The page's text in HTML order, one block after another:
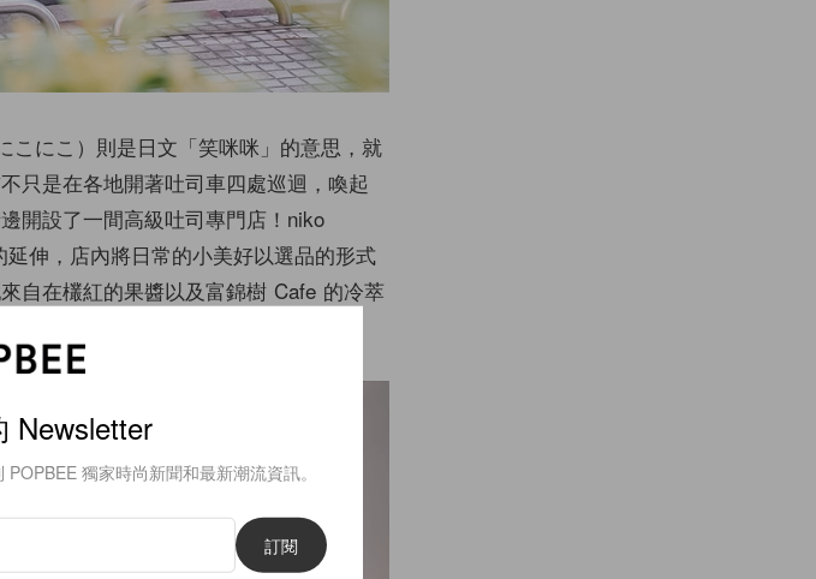
こにこ）則是日文「笑咪咪」的意思，就
只是在各地開著吐司車四處巡迴，喚起
開設了一間高級吐司專門店！niko
伸，店內將日常的小美好以選品的形式
自在欉紅的果醬以及富錦樹 Cafe 的冷萃
Newsletter
獨家時尚新聞和最新潮流資訊。
訂閱